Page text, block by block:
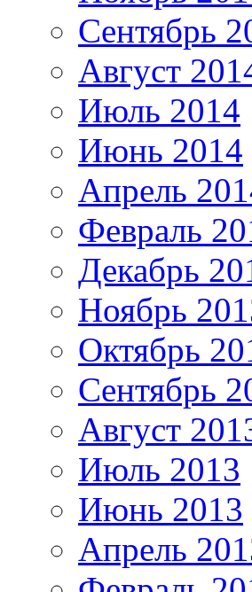
Сентябрь
Август
Июль 2014
Июнь 2014
Апрель
Февраль
Декабрь
Ноябрь
Октябрь
Сентябрь
Август
Июль 2013
Июнь 2013
Апрель